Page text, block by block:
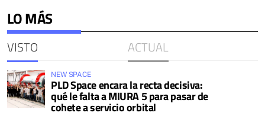
LO MÁS
VISTO ACTUAL
NEW SPACE
PLD Space encara la recta decisiva:
qué le falta a MIURA 5 para pasar de
cohete a servicio orbital